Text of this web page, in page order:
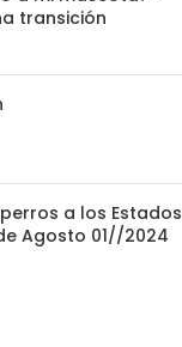
transición
a los Estados
Agosto 01//2024